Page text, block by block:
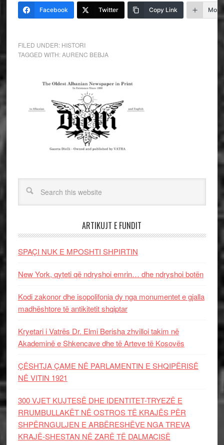
Facebook Twitter Copy Link More
FILED UNDER: HISTORI
TAGGED WITH:AURENC BEBJA
ARTIKUJT E FUNDIT
SPAÇI NUK E MPOSHTI SHPIRTIN
New York, qyteti që ndryshoi emrin… dhe ndryshoi botën
Kodi zakonor dhe isopolifonia dy nga monumentet e gjalla
madhështore të antikitetit shqiptar
Kryetari i Vatrës Dr. Elmi Berisha zhvilloi takim në
Akademinë e Shkencave dhe të Arteve të Kosovës
ÇËSHTJA ÇAME NË PARLAMENTIN E SHQIPËRISË
NË VITIN 1921
300 VJET KUJTESË DHE IDENTITET-TRYEZË E
RRUMBULLAKËT NË OSTROS TË KRAJËS PËR
SHPËRNGULJEN E ARBËRESHËVE NGA TREVA
KRAJË-SHESTAN NË ZARË TË DALMACISË